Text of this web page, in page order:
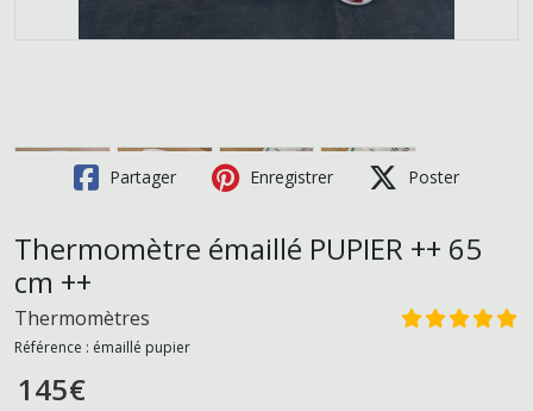
Partager Enregistrer Poster
Thermomètre émaillé PUPIER ++ 65
cm ++
Thermomètres
Référence : émaillé pupier
145€